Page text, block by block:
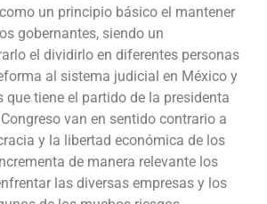
un principio básico el mantener
gobernantes, siendo un
el dividirlo en diferentes personas
al sistema judicial en México y
tiene el partido de la presidenta
van en sentido contrario a
y la libertad económica de los
de manera relevante los
las diversas empresas y los